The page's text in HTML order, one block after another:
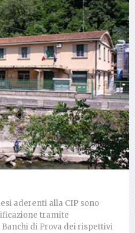
aderenti alla CIP sono
tramite
di Prova dei rispettivi